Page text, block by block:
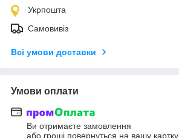
Укрпошта
Самовивіз
Всі умови доставки
Умови оплати
Ви отримаєте замовлення
або гроші повернуться на вашу картку